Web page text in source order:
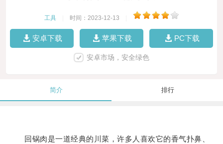
工具 时间：2023-12-13
安卓下载 苹果下载 PC下载
安卓市场，安全绿色
简介 排行
回锅肉是一道经典的川菜，许多人喜欢它的香气扑鼻、